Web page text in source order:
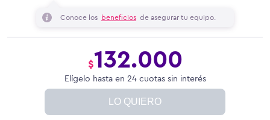
Conoce los beneficios de asegurar tu equipo.
$132.000
Elígelo hasta en 24 cuotas sin interés
LO QUIERO